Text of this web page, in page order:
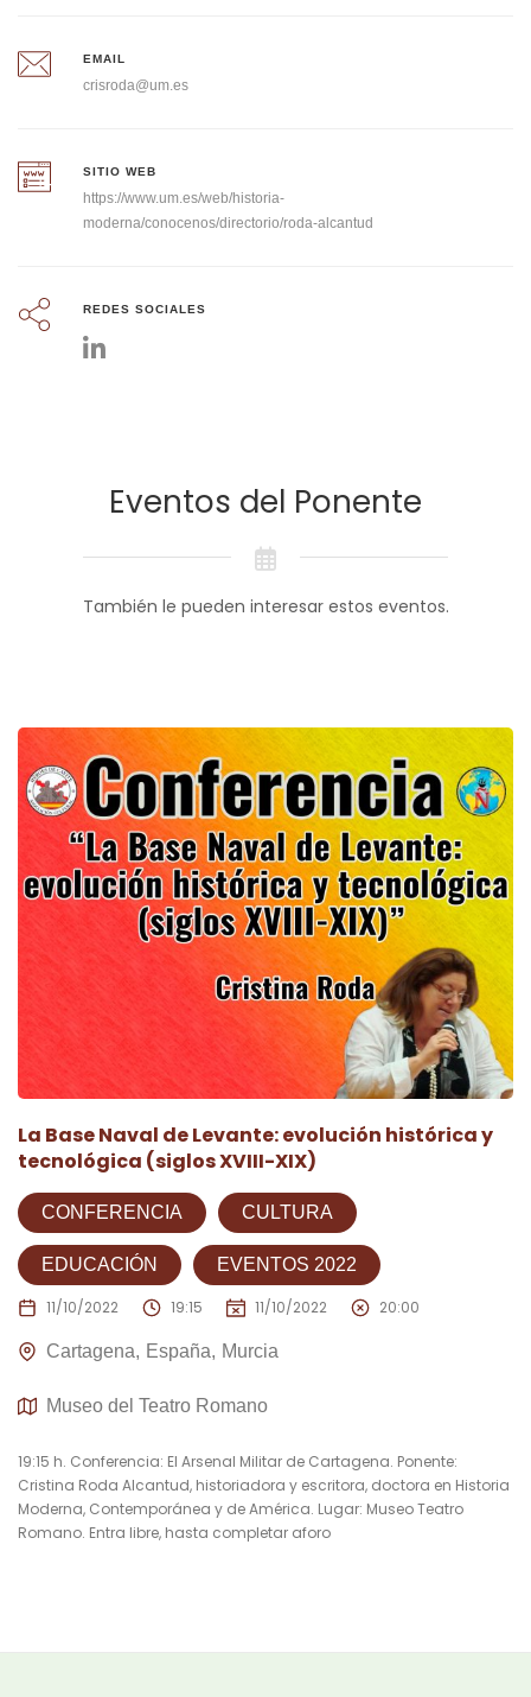
EMAIL
crisroda@um.es
SITIO WEB
https://www.um.es/web/historia-
moderna/conocenos/directorio/roda-alcantud
REDES SOCIALES
Eventos del Ponente
También le pueden interesar estos eventos.
La Base Naval de Levante: evolución histórica y
tecnológica (siglos XVIII-XIX)
CONFERENCIA CULTURA
EDUCACIÓN EVENTOS 2022
11/10/2022 19:15 11/10/2022 20:00
Cartagena España Murcia
Museo del Teatro Romano
19:15 h. Conferencia: El Arsenal Militar de Cartagena. Ponente:
Cristina Roda Alcantud, historiadora y escritora, doctora en Historia
Moderna, Contemporánea y de América. Lugar: Museo Teatro
Romano. Entra libre, hasta completar aforo